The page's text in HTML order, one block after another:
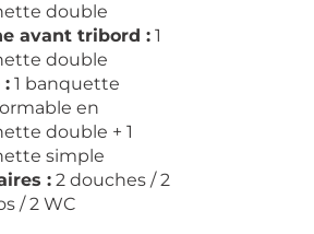
double
avant tribord : 1
double
: 1 banquette
en
double + 1
simple
: 2 douches / 2
/ 2 WC